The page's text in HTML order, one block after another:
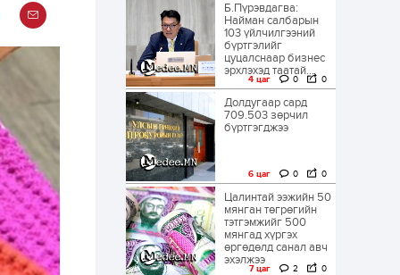
Б.Пүрэвдагва:
Найман салбарын
103 үйлчилгээний
бүртгэлийг
цуцалснаар бизнес
эрхлэхэд таатай...
4 цаг 0 0
Долдугаар сард
709.503 зөрчил
бүртгэгджээ
6 цаг 0 0
Цалинтай ээжийн 50
мянган төгрөгийн
тэтгэмжийг 500
мянгад хүргэх
өргөдөлд санал авч
эхэлжээ
7 цаг 2 0